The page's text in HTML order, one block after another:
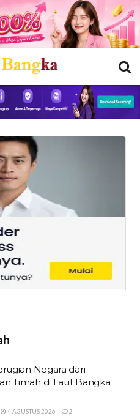
Negara dari
Timah di Laut Bangka
4 AGUSTUS 2026 2